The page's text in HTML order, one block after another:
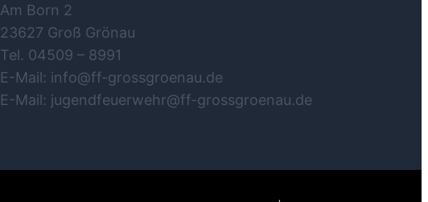
Am Born 2
23627 Groß Grönau
Tel. 04509 – 8991
E-Mail: info@ff-grossgroenau.de
E-Mail: jugendfeuerwehr@ff-grossgroenau.de